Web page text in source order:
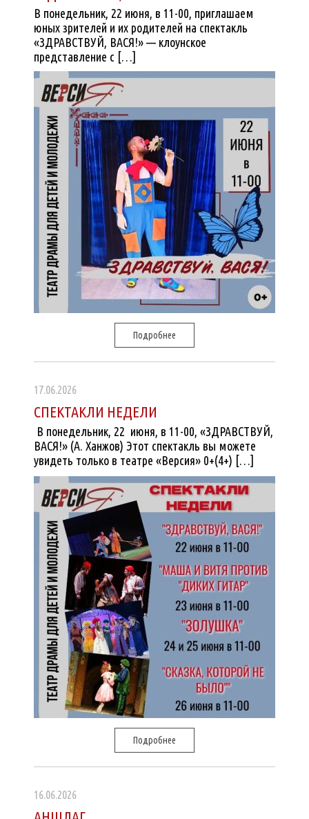
В понедельник, 22 июня, в 11-00, приглашаем
юных зрителей и их родителей на спектакль
«ЗДРАВСТВУЙ, ВАСЯ!» — клоунское
представление с […]
Подробнее
17.06.2026
СПЕКТАКЛИ НЕДЕЛИ
В понедельник, 22 июня, в 11-00, «ЗДРАВСТВУЙ,
ВАСЯ!» (А. Ханжов) Этот спектакль вы можете
увидеть только в театре «Версия» 0+(4+) […]
Подробнее
16.06.2026